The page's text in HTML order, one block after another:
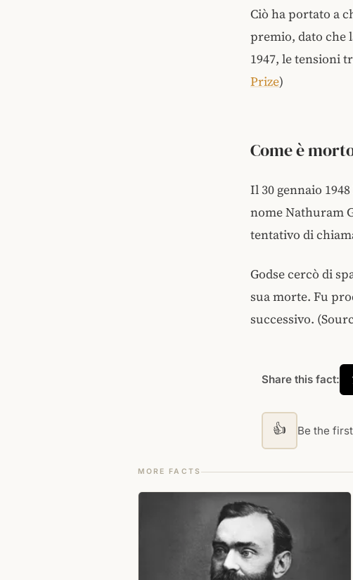
Ciò ha portato a
premio, dato che
1947, le tensioni
Prize)
Come è
Il 30 gennaio
nome Nathuram
tentativo di
Godse cercò di
sua morte. Fu
successivo.
Share this fact:
👍 Be the
MORE FACTS